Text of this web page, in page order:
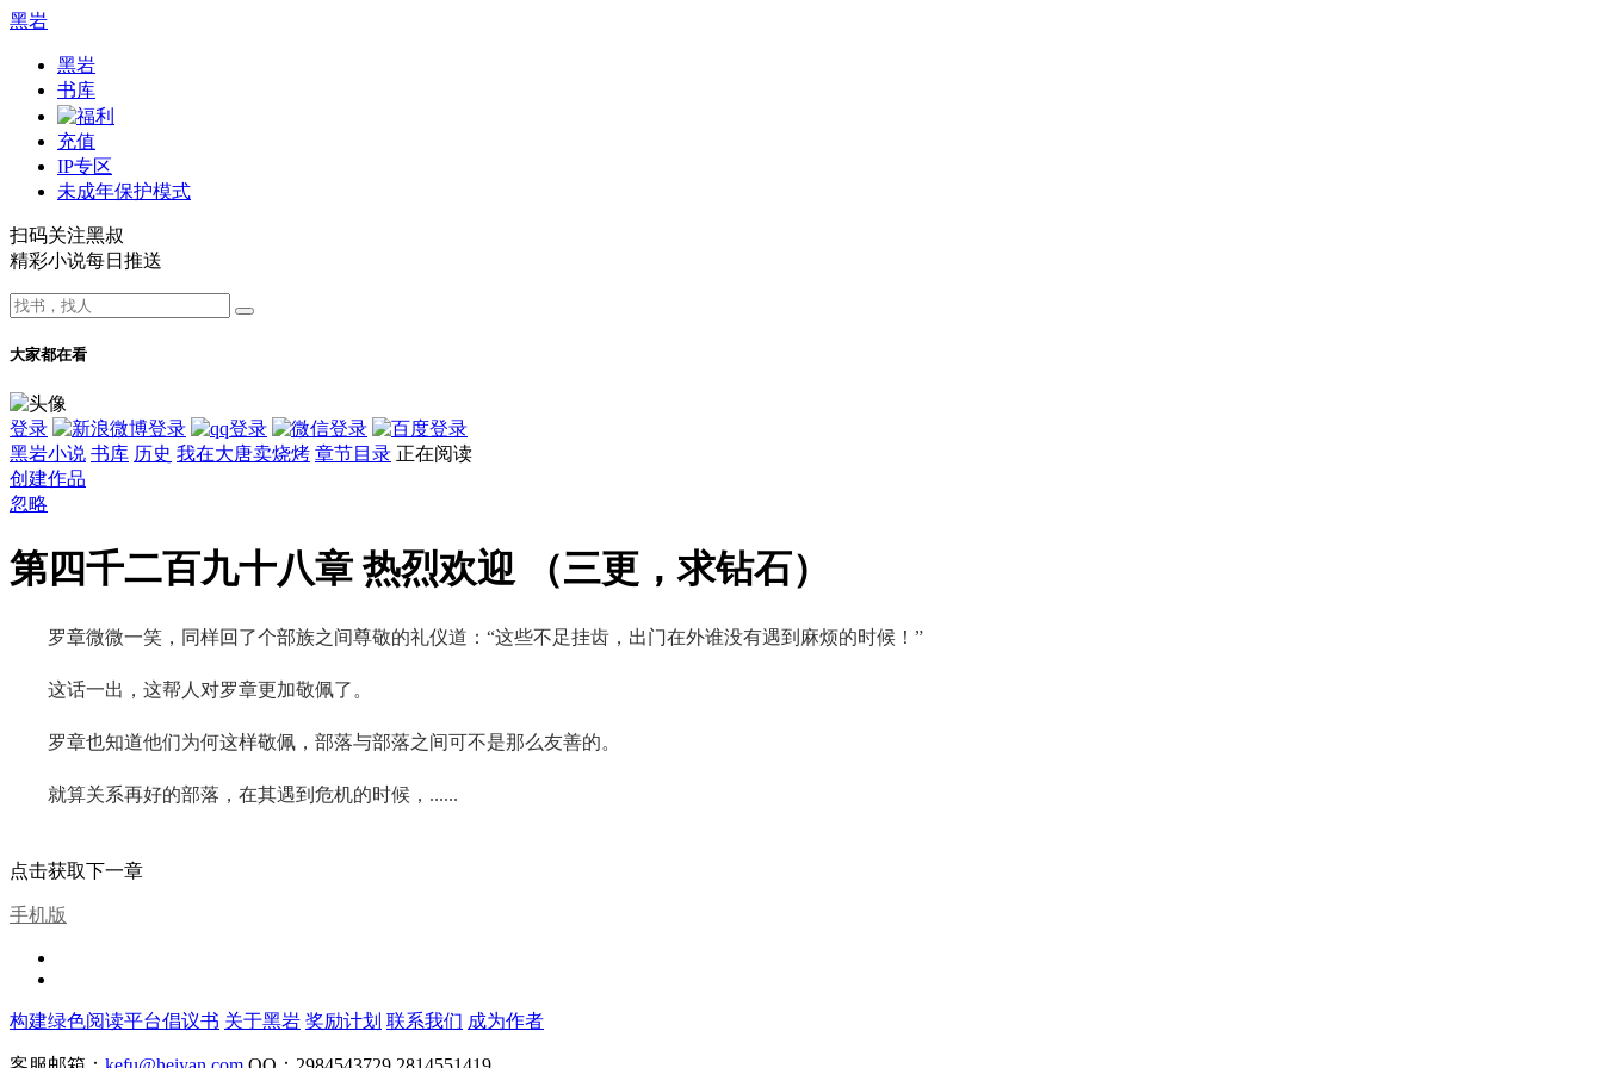
黑岩
黑岩
书库
充值
IP专区
未成年保护模式
扫码关注黑叔
精彩小说每日推送
大家都在看
登录
黑岩小说 书库 历史 我在大唐卖烧烤 章节目录 正在阅读
创建作品
忽略
第四千二百九十八章 热烈欢迎 （三更，求钻石）
罗章微微一笑，同样回了个部族之间尊敬的礼仪道：“这些不足挂齿，出门在外谁没有遇到麻烦的时候！”
这话一出，这帮人对罗章更加敬佩了。
罗章也知道他们为何这样敬佩，部落与部落之间可不是那么友善的。
就算关系再好的部落，在其遇到危机的时候，......
点击获取下一章
手机版
构建绿色阅读平台倡议书 关于黑岩 奖励计划 联系我们 成为作者